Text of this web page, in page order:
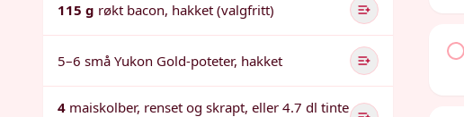
115 g røkt bacon, hakket (valgfritt)
5–6 små Yukon Gold-poteter, hakket
4 maiskolber, renset og skrapt, eller 4.7 dl tinte